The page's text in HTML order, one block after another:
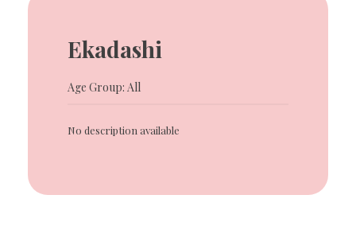
Ekadashi
Age Group: All
No description available